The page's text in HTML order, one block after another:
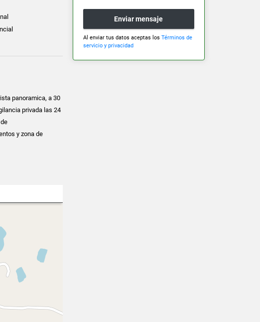
panoramica, a 30
privada las 24
y zona de
Enviar mensaje
Al enviar tus datos aceptas los Términos de
servicio y privacidad